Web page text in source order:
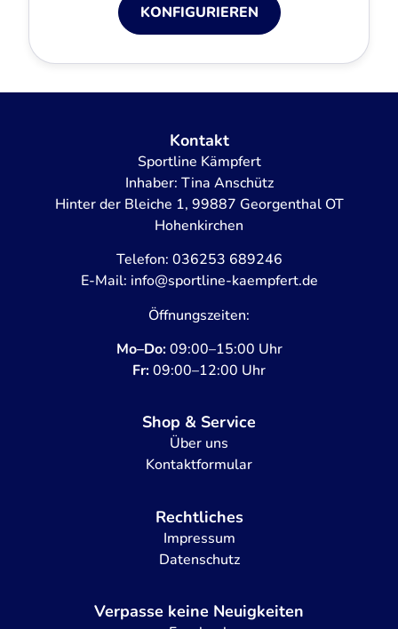
KONFIGURIEREN
Kontakt
Sportline Kämpfert
Inhaber: Tina Anschütz
Hinter der Bleiche 1, 99887 Georgenthal OT
Hohenkirchen
Telefon: 036253 689246
E-Mail: info@sportline-kaempfert.de
Öffnungszeiten:
Mo–Do:09:00–15:00 Uhr
Fr:09:00–12:00 Uhr
Shop & Service
Über uns
Kontaktformular
Rechtliches
Impressum
Datenschutz
Verpasse keine Neuigkeiten